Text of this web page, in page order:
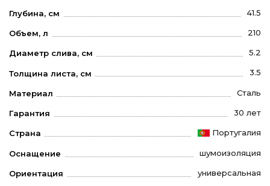
Глубина, см 41.5
Объем, л 210
Диаметр слива, см 5.2
Толщина листа, см 3.5
Материал Сталь
Гарантия 30 лет
Страна Португалия
Оснащение шумоизоляция
Ориентация универсальная